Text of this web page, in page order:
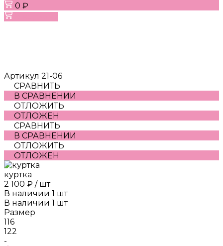
0 ₽
Артикул 21-06
СРАВНИТЬ
В СРАВНЕНИИ
ОТЛОЖИТЬ
ОТЛОЖЕН
СРАВНИТЬ
В СРАВНЕНИИ
ОТЛОЖИТЬ
ОТЛОЖЕН
куртка
2 100 ₽ / шт
В наличии 1 шт
В наличии 1 шт
Размер
116
122
-